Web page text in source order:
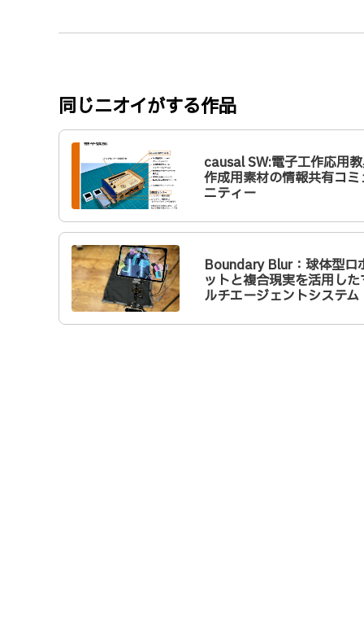
同じニオイがする作品
causal SW:電子工作応用
作成用素材の情報共有コミ
ニティー
Boundary Blur：球体型ロ
ットと複合現実を活用した
ルチエージェントシステム